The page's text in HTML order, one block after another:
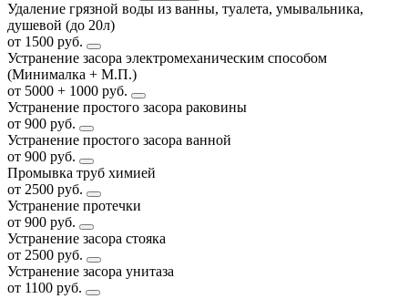
Удаление грязной воды из ванны, туалета, умывальника,
душевой (до 20л)
от 1500 руб.
Устранение засора электромеханическим способом
(Минималка + М.П.)
от 5000 + 1000 руб.
Устранение простого засора раковины
от 900 руб.
Устранение простого засора ванной
от 900 руб.
Промывка труб химией
от 2500 руб.
Устранение протечки
от 900 руб.
Устранение засора стояка
от 2500 руб.
Устранение засора унитаза
от 1100 руб.